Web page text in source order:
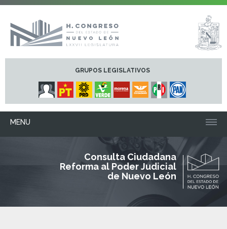
GRUPOS LEGISLATIVOS
MENU
Consulta Ciudadana
Reforma al Poder Judicial
de Nuevo León